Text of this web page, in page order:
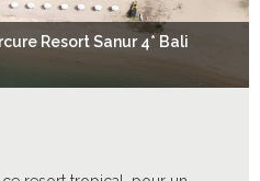
Resort Sanur 4* Bali